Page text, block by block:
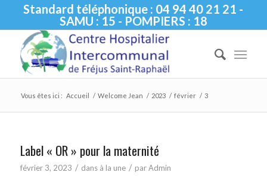
Standard téléphonique : 04 94 40 21 21 -
SAMU : 15 - POMPIERS : 18
Vous êtes ici : Accueil / Welcome Jean / 2023 / février / 3
Label « OR » pour la maternité
février 3, 2023 / dans à la une / parAdmin